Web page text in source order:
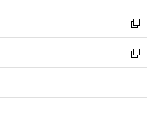
開
く
ウ
で
開
く
ン
ド
ウ
で
開
ウ
ィ
ン
ド
ウ
開
し
い
ウ
ィ
ン
ウ
新
し
い
ウ
ン
新
し
ウ